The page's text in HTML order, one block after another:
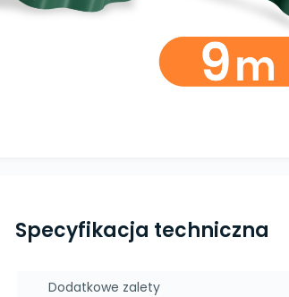
Specyfikacja techniczna
Dodatkowe zalety